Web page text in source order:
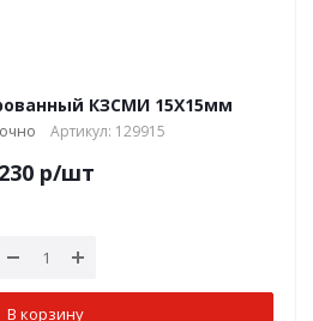
КЗСМИ 15Х15мм
Артикул: 129915
230р/шт
В корзину